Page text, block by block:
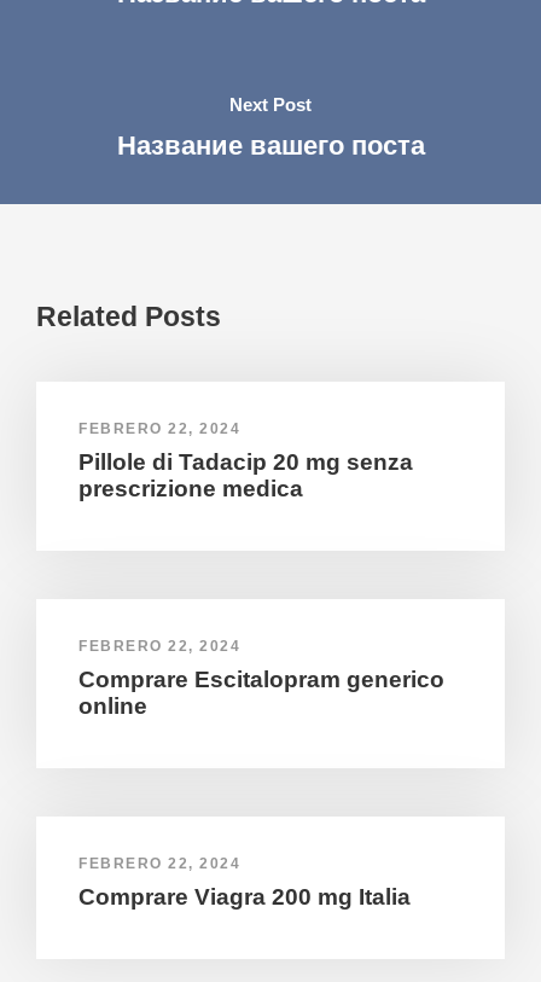
Next Post
Название вашего поста
Related Posts
FEBRERO 22, 2024
Pillole di Tadacip 20 mg senza
prescrizione medica
FEBRERO 22, 2024
Comprare Escitalopram generico
online
FEBRERO 22, 2024
Comprare Viagra 200 mg Italia